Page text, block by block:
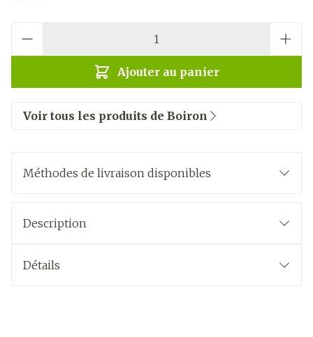
Ajouter au panier
Voir tous les produits de Boiron
Méthodes de livraison disponibles
Description
Détails